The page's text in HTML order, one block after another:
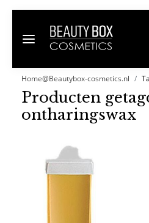
Home@Beautybox-cosmetics.nl
Producten
ontharingswax